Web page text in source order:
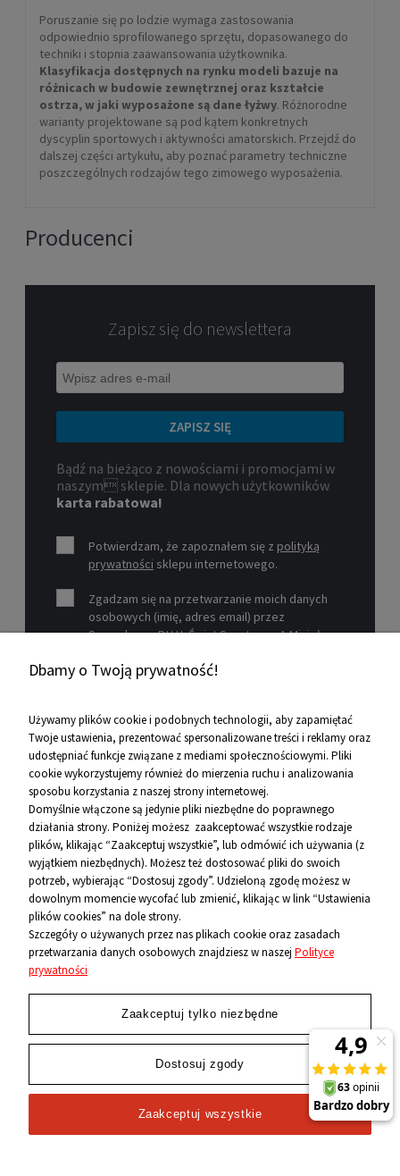
Poruszanie się po lodzie wymaga zastosowania
odpowiednio sprofilowanego sprzętu, dopasowanego do
techniki i stopnia zaawansowania użytkownika.
Klasyfikacja dostępnych na rynku modeli bazuje na
różnicach w budowie zewnętrznej oraz kształcie
ostrza, w jaki wyposażone są dane łyżwy. Różnorodne
warianty projektowane są pod kątem konkretnych
dyscyplin sportowych i aktywności amatorskich. Przejdź do
dalszej części artykułu, aby poznać parametry techniczne
poszczególnych rodzajów tego zimowego wyposażenia.
Producenci
Zapisz się do newslettera
ZAPISZ SIĘ
Bądź na bieżąco z nowościami i promocjami w
naszym sklepie. Dla nowych użytkowników
karta rabatowa!
Potwierdzam, że zapoznałem się z polityką
prywatności sklepu internetowego.
Zgadzam się na przetwarzanie moich danych
osobowych (imię, adres email) przez
Sprzedawcę P.H.U. Świat Sportu s.c. A.Mizioł,
19-26-977 w celu marketingowym.
Pomoc
Informacje
O firmie
Kontakt
12 656 10 26
881 500 460
ul. Rejtana 12, 30-510 Kraków
Dbamy o Twoją prywatność!
Używamy plików cookie i podobnych technologii, aby zapamiętać
Twoje ustawienia, prezentować spersonalizowane treści i reklamy oraz
udostępniać funkcje związane z mediami społecznościowymi. Pliki
cookie wykorzystujemy również do mierzenia ruchu i analizowania
sposobu korzystania z naszej strony internetowej.
Domyślnie włączone są jedynie pliki niezbędne do poprawnego
działania strony. Poniżej możesz zaakceptować wszystkie rodzaje
plików, klikając “Zaakceptuj wszystkie”, lub odmówić ich używania (z
wyjątkiem niezbędnych). Możesz też dostosować pliki do swoich
potrzeb, wybierając “Dostosuj zgody”. Udzieloną zgodę możesz w
dowolnym momencie wycofać lub zmienić, klikając w link “Ustawienia
plików cookies” na dole strony.
Szczegóły o używanych przez nas plikach cookie oraz zasadach
przetwarzania danych osobowych znajdziesz w naszej Polityce
prywatności
Zaakceptuj tylko niezbędne
Dostosuj zgody
Zaakceptuj wszystkie